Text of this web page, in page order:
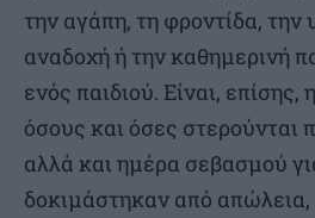
την αγάπη, τη φροντίδα, την
αναδοχή ή την καθημερινή
ενός παιδιού. Είναι,
όσους και όσες στερούνται
αλλά και ημέρα σεβασμού
δοκιμάστηκαν από